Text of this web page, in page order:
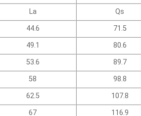
La
Qs
44.6
71.5
49.1
80.6
53.6
89.7
58
98.8
62.5
107.8
67
116.9